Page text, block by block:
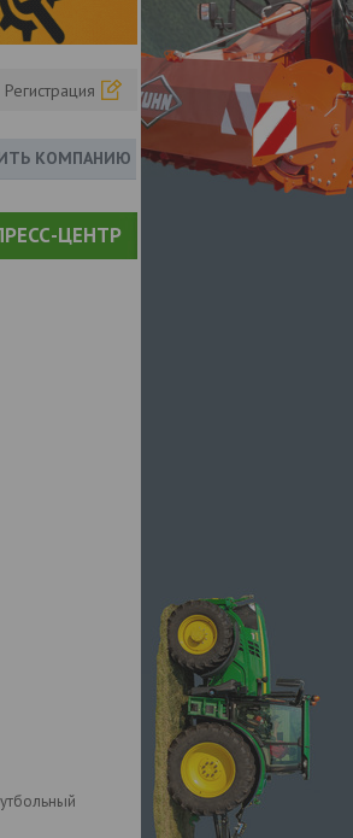
Регистрация
КОМПАНИЮ
ЦЕНТР